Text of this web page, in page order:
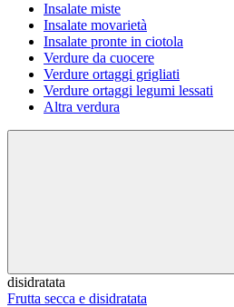
Insalate miste
Insalate movarietà
Insalate pronte in ciotola
Verdure da cuocere
Verdure ortaggi grigliati
Verdure ortaggi legumi lessati
Altra verdura
disidratata
Frutta secca e disidratata